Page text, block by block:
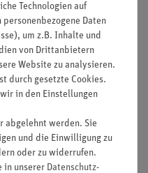
38003-00
Rührthermometer,
ungraduiert
7,30 €
Technologien auf
Daten
um z.B. Inhalte und
von Drittanbietern
Website zu analysieren.
durch gesetzte Cookies.
in den Einstellungen
abgelehnt werden. Sie
und die Einwilligung zu
oder zu widerrufen.
in unserer Daten­schutz­